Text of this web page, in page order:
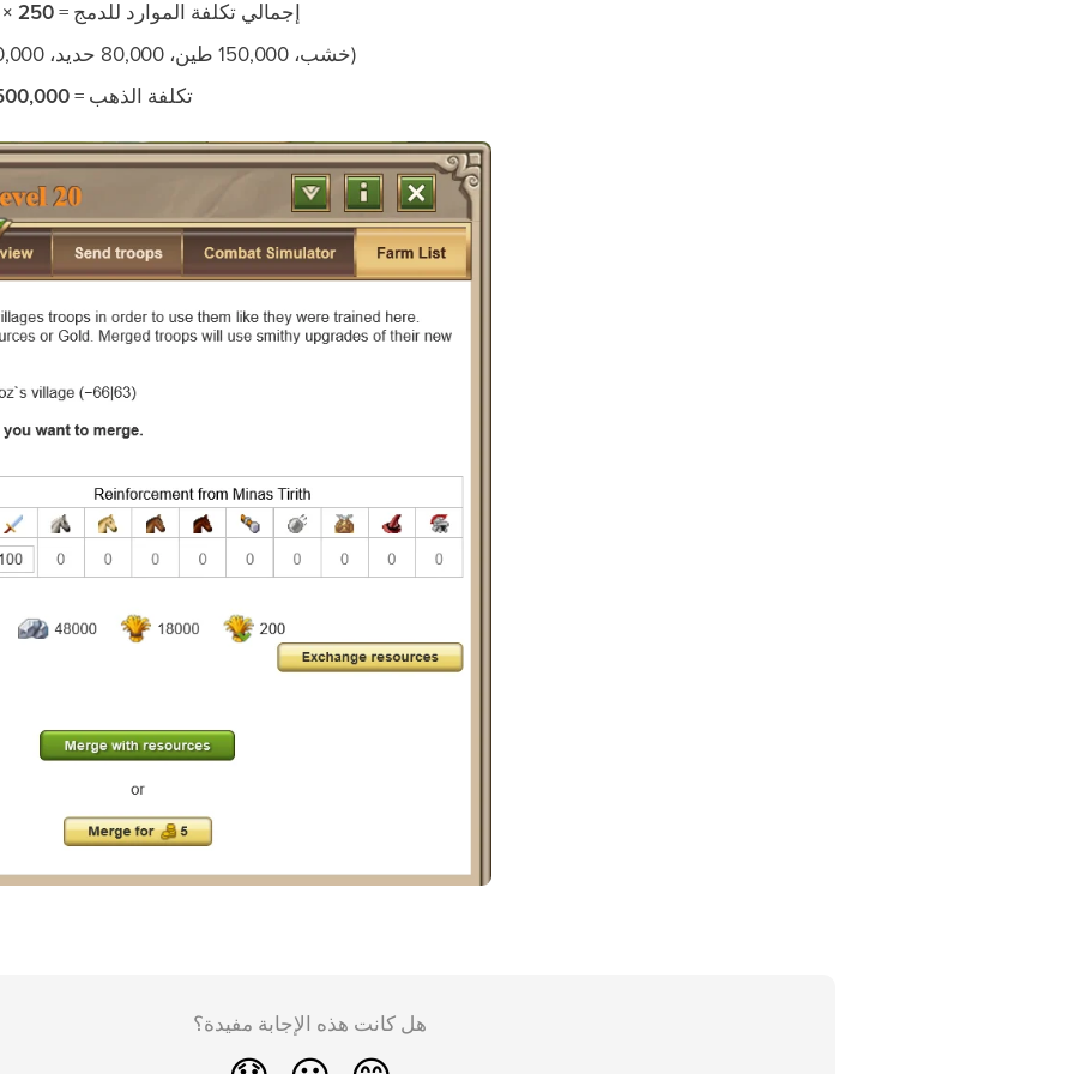
إجمالي تكلفة الموارد للدمج =250 × 1,000 × 2 = 500,000
(190,000 خشب، 150,000 طين، 80,000 حديد، 80,000 قمح)
تكلفة الذهب =500,000 ÷ 40,000 = 13
هل كانت هذه الإجابة مفيدة؟